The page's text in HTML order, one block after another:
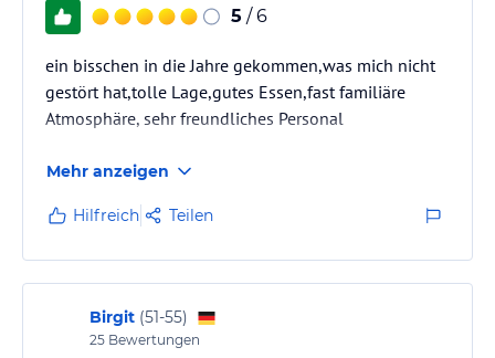
SPA „Vulcano“: Sauna, Türkisches Bad, verschiedene Duschen,
Ruhezone, Massageräume, verschiedene Massagen und
Hinweis: Allgemeine und unverbindliche
Hoteliers-/Veranstalter-/Kataloginformationen. Alle Angaben
lies vor der Buchung die verbindlichen
5 / 6
ein bisschen in die Jahre gekommen,was mich nicht
gestört hat,tolle Lage,gutes Essen,fast familiäre
Atmosphäre, sehr freundliches Personal
Mehr anzeigen
Hilfreich Teilen
Birgit (51-55)
25 Bewertungen